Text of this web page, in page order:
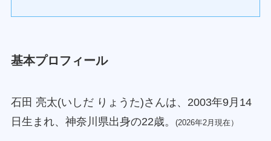
基本プロフィール
石田 亮太(いしだ りょうた)さんは、2003年9月14
日生まれ、神奈川県出身の22歳。
(2026年2月現在）